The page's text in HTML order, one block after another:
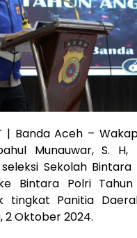
| Banda Aceh –
Munauwar, S. H,
Sekolah Bintara
Bintara Polri Tahun
tingkat Panitia
2 Oktober 2024.